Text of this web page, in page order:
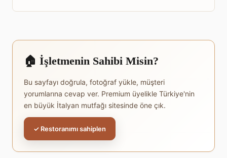
🏠 İşletmenin Sahibi Misin?
Bu sayfayı doğrula, fotoğraf yükle, müşteri
yorumlarına cevap ver. Premium üyelikle Türkiye'nin
en büyük İtalyan mutfağı sitesinde öne çık.
✓ Restoranımı sahiplen